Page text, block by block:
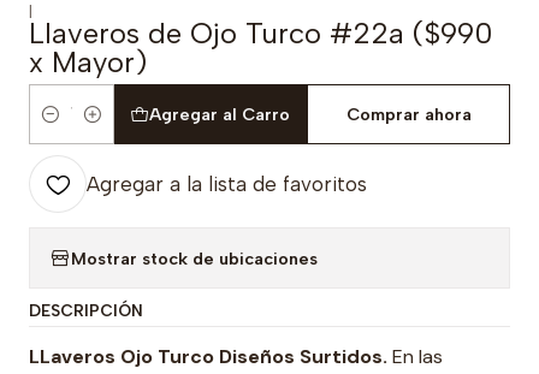
|
Llaveros de Ojo Turco #22a ($990
x Mayor)
Cantidad
Agregar al Carro Comprar ahora
Agregar a la lista de favoritos
Mostrar stock de ubicaciones
DESCRIPCIÓN
LLaveros Ojo Turco Diseños Surtidos. En las